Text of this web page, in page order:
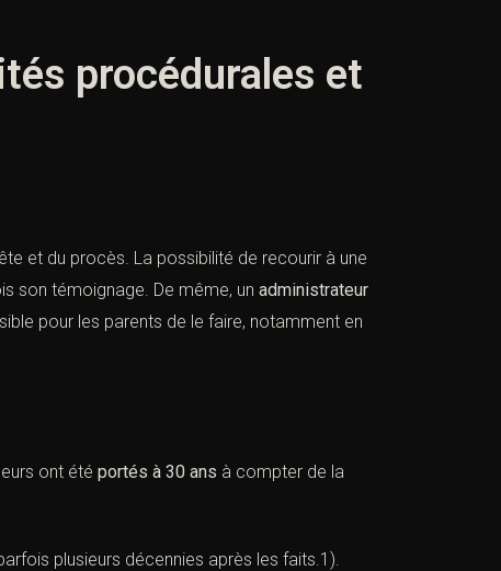
procédurales et
et du procès. La possibilité de recourir à une
son témoignage. De même, un administrateur
pour les parents de le faire, notamment en
ont été portés à 30 ans à compter de la
plusieurs décennies après les faits.1).